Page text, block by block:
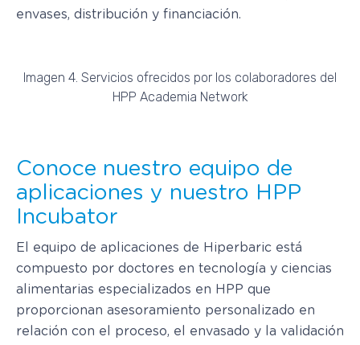
envases, distribución y financiación.
Imagen 4. Servicios ofrecidos por los colaboradores del
HPP Academia Network
Conoce nuestro equipo de
aplicaciones y nuestro HPP
Incubator
El equipo de aplicaciones de Hiperbaric está
compuesto por doctores en tecnología y ciencias
alimentarias especializados en HPP que
proporcionan asesoramiento personalizado en
relación con el proceso, el envasado y la validación